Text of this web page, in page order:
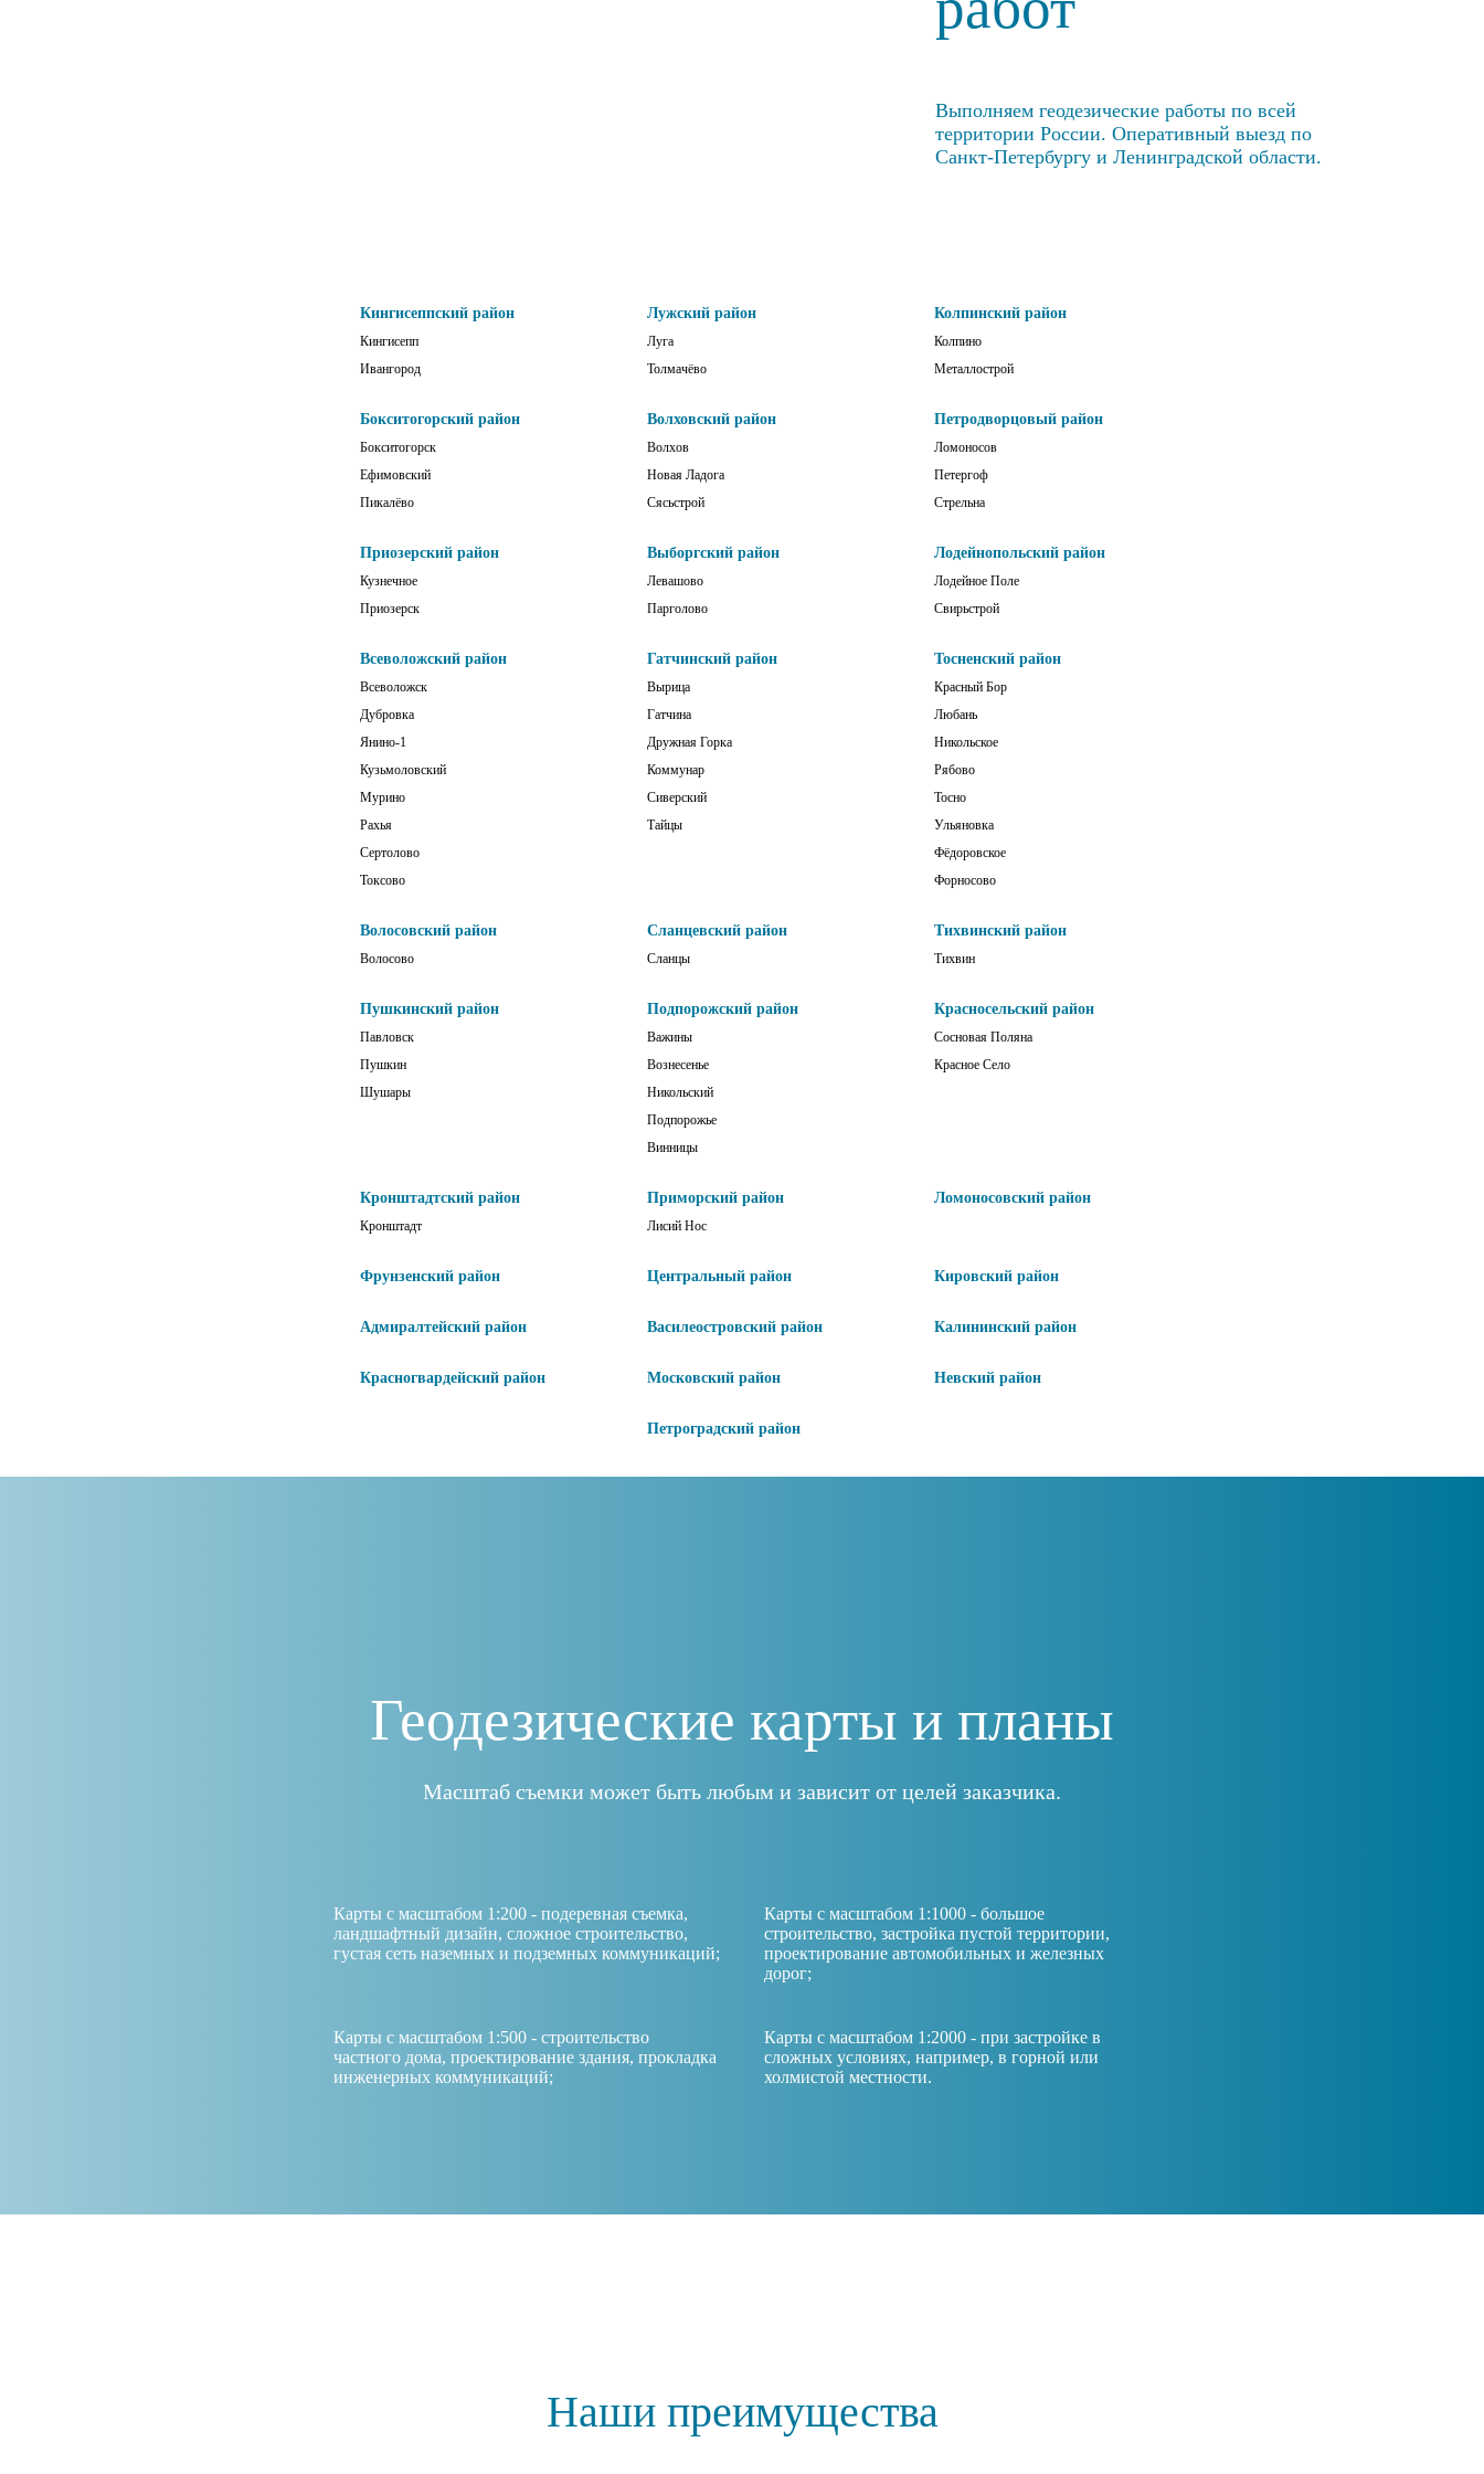
Выполняем геодезические работы по всей
территории России. Оперативный выезд по
Санкт-Петербургу и Ленинградской области.
Кингисеппский район
Кингисепп
Ивангород
Лужский район
Луга
Толмачёво
Колпинский район
Колпино
Металлострой
Бокситогорский район
Бокситогорск
Ефимовский
Пикалёво
Волховский район
Волхов
Новая Ладога
Сясьстрой
Петродворцовый район
Ломоносов
Петергоф
Стрельна
Приозерский район
Кузнечное
Приозерск
Выборгский район
Левашово
Парголово
Лодейнопольский район
Лодейное Поле
Свирьстрой
Всеволожский район
Всеволожск
Дубровка
Янино-1
Кузьмоловский
Мурино
Рахья
Сертолово
Токсово
Гатчинский район
Вырица
Гатчина
Дружная Горка
Коммунар
Сиверский
Тайцы
Тосненский район
Красный Бор
Любань
Никольское
Рябово
Тосно
Ульяновка
Фёдоровское
Форносово
Волосовский район
Волосово
Сланцевский район
Сланцы
Тихвинский район
Тихвин
Пушкинский район
Павловск
Пушкин
Шушары
Подпорожский район
Важины
Вознесенье
Никольский
Подпорожье
Винницы
Красносельский район
Сосновая Поляна
Красное Село
Кронштадтский район
Кронштадт
Приморский район
Лисий Нос
Ломоносовский район
Фрунзенский район Центральный район Кировский район
Адмиралтейский район Василеостровский район Калининский район
Красногвардейский район Московский район Невский район
Петроградский район
Геодезические карты и планы
Масштаб съемки может быть любым и зависит от целей заказчика.
Карты с масштабом 1:200 - подеревная съемка,
ландшафтный дизайн, сложное строительство,
густая сеть наземных и подземных коммуникаций;
Карты с масштабом 1:1000 - большое
строительство, застройка пустой территории,
проектирование автомобильных и железных
дорог;
Карты с масштабом 1:500 - строительство
частного дома, проектирование здания, прокладка
инженерных коммуникаций;
Карты с масштабом 1:2000 - при застройке в
сложных условиях, например, в горной или
холмистой местности.
Наши преимущества